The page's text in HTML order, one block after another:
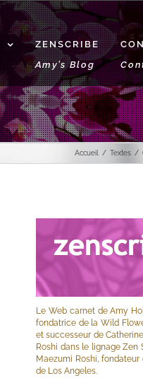
ZENSCRIBE
Amy’s Blog
Accueil Textes
Le Web carnet de Amy
fondatrice de la Wild
et successeur de
Roshi dans le lignage Zen
Maezumi Roshi, fondateur
de Los Angeles.